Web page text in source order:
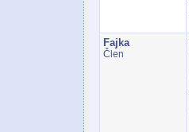
Fajka
Člen